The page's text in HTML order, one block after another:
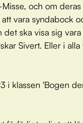
och om
vara syndabock
ska visa sig
Sivert. Eller i alla
i klassen 'Bogen